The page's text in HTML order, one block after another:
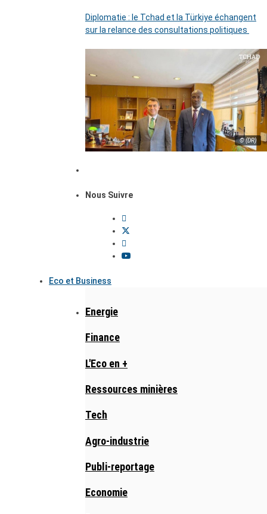
Diplomatie : le Tchad et la Türkiye échangent
sur la relance des consultations politiques
© (DR)
Nous Suivre
Eco et Business
Energie
Finance
L'Eco en +
Ressources minières
Tech
Agro-industrie
Publi-reportage
Economie